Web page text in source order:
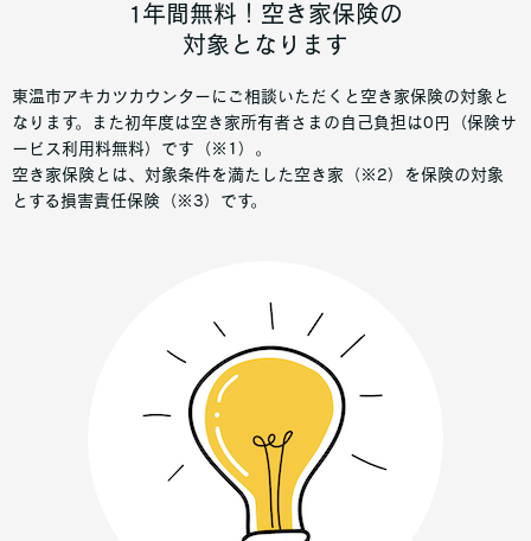
1年間無料！空き家保険の
対象となります
東温市アキカツカウンターにご相談いただくと空き家保険の対象と
なります。また初年度は空き家所有者さまの自己負担は0円（保険サ
ービス利用料無料）です（※1）。
空き家保険とは、対象条件を満たした空き家（※2）を保険の対象
とする損害責任保険（※3）です。